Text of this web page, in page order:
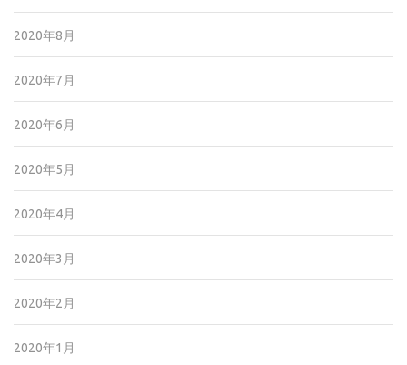
2020年8月
2020年7月
2020年6月
2020年5月
2020年4月
2020年3月
2020年2月
2020年1月